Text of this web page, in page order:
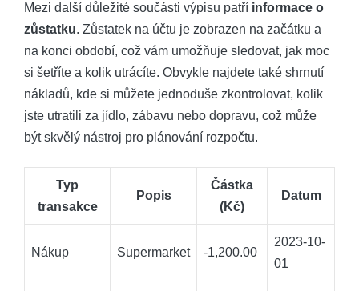
Mezi další důležité⁣ součásti⁤ výpisu patří informace o
zůstatku. Zůstatek na účtu je zobrazen ⁢na začátku a ​
na konci‌ období, což vám umožňuje sledovat, jak moc
si šetříte a kolik utrácíte. Obvykle‍ najdete také shrnutí
nákladů, ⁤kde ⁢si můžete jednoduše zkontrolovat, kolik
jste utratili ‌za⁤ jídlo, zábavu nebo⁢ dopravu, což⁢ může
být skvělý nástroj pro ‌plánování rozpočtu.
Typ
transakce
Popis
Částka
(Kč)
Datum
Nákup Supermarket -1,200.00
2023-10-
01